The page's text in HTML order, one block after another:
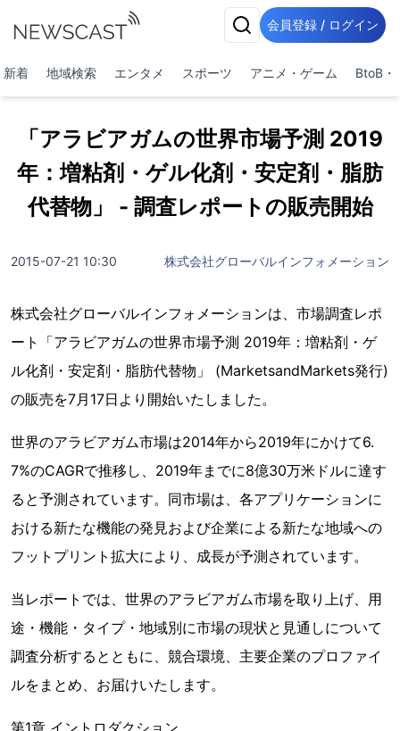
会員登録 / ログイン
新着 地域検索 エンタメ スポーツ アニメ・ゲーム BtoB・
「アラビアガムの世界市場予測 2019
年：増粘剤・ゲル化剤・安定剤・脂肪
代替物」 - 調査レポートの販売開始
2015-07-21 10:30 株式会社グローバルインフォメーション
株式会社グローバルインフォメーションは、市場調査レポ
ート「アラビアガムの世界市場予測 2019年：増粘剤・ゲ
ル化剤・安定剤・脂肪代替物」 (MarketsandMarkets発行)
の販売を7月17日より開始いたしました。
世界のアラビアガム市場は2014年から2019年にかけて6.
7%のCAGRで推移し、2019年までに8億30万米ドルに達す
ると予測されています。同市場は、各アプリケーションに
おける新たな機能の発見および企業による新たな地域への
フットプリント拡大により、成長が予測されています。
当レポートでは、世界のアラビアガム市場を取り上げ、用
途・機能・タイプ・地域別に市場の現状と見通しについて
調査分析するとともに、競合環境、主要企業のプロファイ
ルをまとめ、お届けいたします。
第1章 イントロダクション